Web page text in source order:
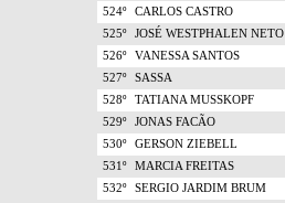
524º
CARLOS CASTRO
525º
JOSÉ WESTPHALEN NETO
526º
VANESSA SANTOS
527º
SASSA
528º
TATIANA MUSSKOPF
529º
JONAS FACÃO
530º
GERSON ZIEBELL
531º
MARCIA FREITAS
532º
SERGIO JARDIM BRUM